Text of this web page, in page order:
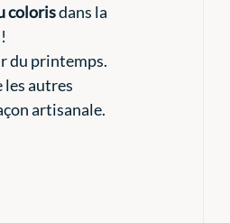
coloris dans la
du printemps.
les autres
artisanale.